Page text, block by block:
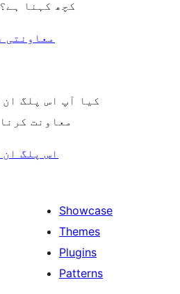
کچھ کہنا
معاونتی
کیا آپ اس پلگ
معاونت
اس پلگ
Showcase
Themes
Plugins
Patterns